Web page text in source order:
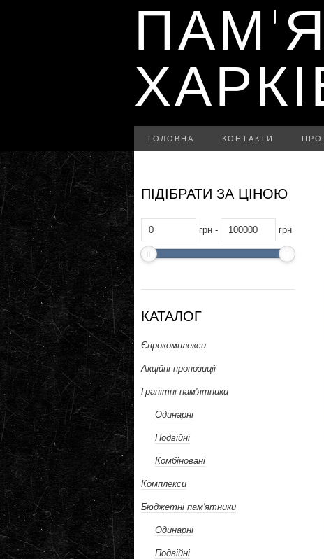
ГОЛОВНА КОНТАКТИ ПРО
ПІДІБРАТИ ЗА ЦІНОЮ
грн - грн
КАТАЛОГ
Єврокомплекси
Акційні пропозиції
Гранітні пам'ятники
Одинарні
Подвійні
Комбіновані
Комплекси
Бюджетні пам'ятники
Одинарні
Подвійні